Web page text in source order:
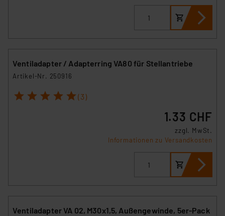
Ventiladapter / Adapterring VA80 für Stellantriebe
Artikel-Nr. 250916
1 2 3 4 5 (3)
1.33 CHF
zzgl. MwSt.
Informationen zu Versandkosten
Ventiladapter VA 02, M30x1,5, Außengewinde, 5er-Pack